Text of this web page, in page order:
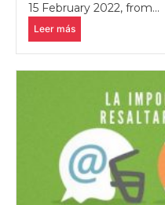
15 February 2022, from...
Leer más